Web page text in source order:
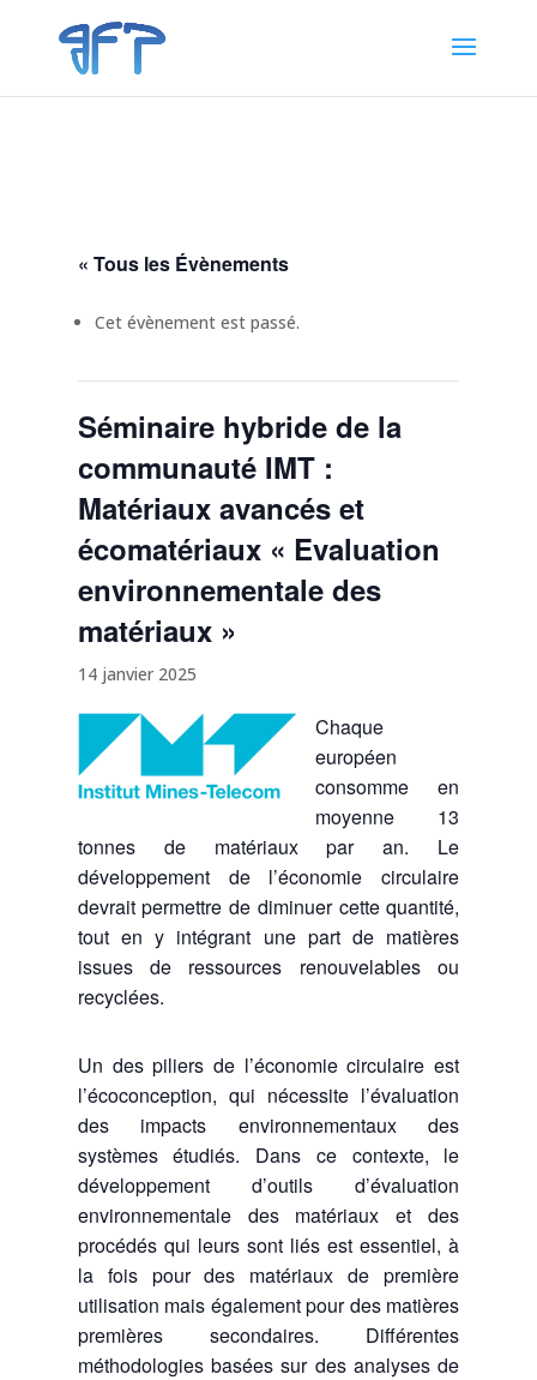
« Tous les Évènements
Cet évènement est passé.
Séminaire hybride de la
communauté IMT :
Matériaux avancés et
écomatériaux « Evaluation
environnementale des
matériaux »
14 janvier 2025
Chaque
européen
consomme en
moyenne 13
tonnes de matériaux par an. Le
développement de l’économie circulaire
devrait permettre de diminuer cette quantité,
tout en y intégrant une part de matières
issues de ressources renouvelables ou
recyclées.
Un des piliers de l’économie circulaire est
l’écoconception, qui nécessite l’évaluation
des impacts environnementaux des
systèmes étudiés. Dans ce contexte, le
développement d’outils d’évaluation
environnementale des matériaux et des
procédés qui leurs sont liés est essentiel, à
la fois pour des matériaux de première
utilisation mais également pour des matières
premières secondaires. Différentes
méthodologies basées sur des analyses de